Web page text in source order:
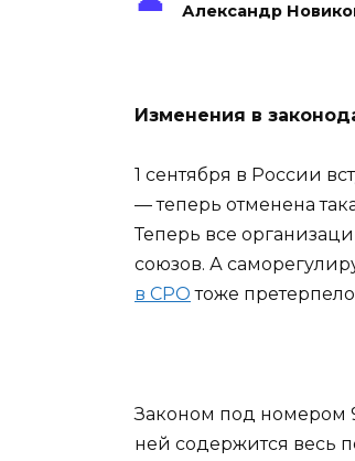
Александр
Изменения в
1 сентября в России
— теперь отменена
Теперь все
союзов. А
в СРО тоже
Законом под номером
ней содержится весь